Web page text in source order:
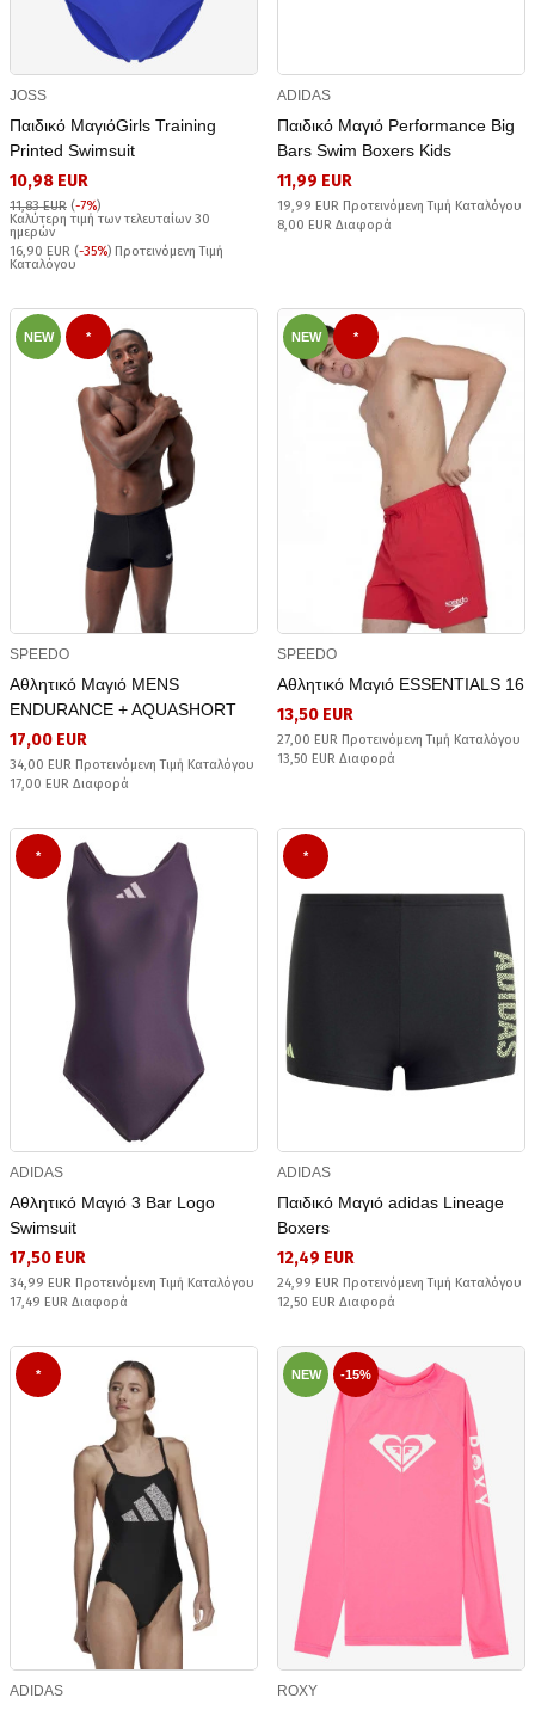
JOSS
Παιδικό ΜαγιόGirls Training
Printed Swimsuit
10,98 EUR
11,83 EUR (-7%)
Καλύτερη τιμή των τελευταίων 30
ημερών
16,90 EUR (-35%) Προτεινόμενη Τιμή
Καταλόγου
ADIDAS
Παιδικό Μαγιό Performance Big
Bars Swim Boxers Kids
11,99 EUR
19,99 EUR Προτεινόμενη Τιμή Καταλόγου
8,00 EUR Διαφορά
NEW *
SPEEDO
Αθλητικό Μαγιό MENS
ENDURANCE + AQUASHORT
17,00 EUR
34,00 EUR Προτεινόμενη Τιμή Καταλόγου
17,00 EUR Διαφορά
NEW *
SPEEDO
Αθλητικό Μαγιό ESSENTIALS 16
13,50 EUR
27,00 EUR Προτεινόμενη Τιμή Καταλόγου
13,50 EUR Διαφορά
*
ADIDAS
Αθλητικό Μαγιό 3 Bar Logo
Swimsuit
17,50 EUR
34,99 EUR Προτεινόμενη Τιμή Καταλόγου
17,49 EUR Διαφορά
*
ADIDAS
Παιδικό Μαγιό adidas Lineage
Boxers
12,49 EUR
24,99 EUR Προτεινόμενη Τιμή Καταλόγου
12,50 EUR Διαφορά
*
ADIDAS
NEW -15%
ROXY